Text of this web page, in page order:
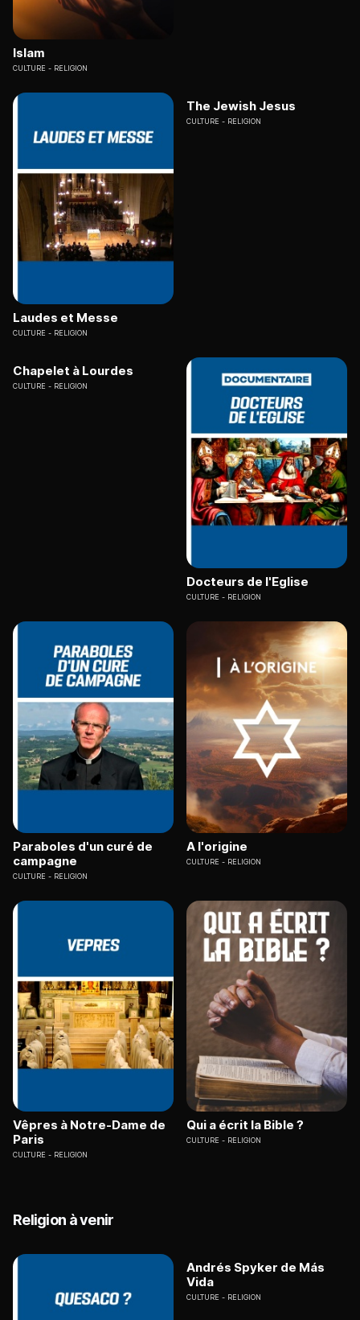
Islam
CULTURE RELIGION
Laudes et Messe
CULTURE RELIGION
The Jewish Jesus
CULTURE RELIGION
Chapelet à Lourdes
CULTURE RELIGION
Docteurs de l'Eglise
CULTURE RELIGION
Paraboles d'un curé de
campagne
CULTURE RELIGION
A l'origine
CULTURE RELIGION
Vêpres à Notre-Dame de
Paris
CULTURE RELIGION
Qui a écrit la Bible ?
CULTURE RELIGION
Religion à venir
Andrés Spyker de Más
Vida
CULTURE RELIGION